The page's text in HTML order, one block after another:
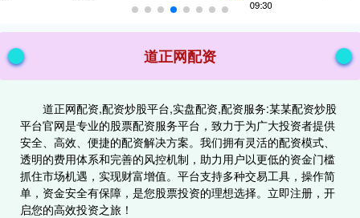
道正网配资
道正网配资,配资炒股平台,实盘配资,配资服务:某某配资炒股
平台官网是专业的股票配资服务平台，致力于为广大投资者提供
安全、高效、便捷的配资解决方案。我们拥有灵活的配资模式、
透明的费用体系和完善的风控机制，助力用户以更低的资金门槛
抓住市场机遇，实现财富增值。平台支持多种交易工具，操作简
单，资金安全有保障，是您股票投资的理想选择。立即注册，开
启您的高效投资之旅！